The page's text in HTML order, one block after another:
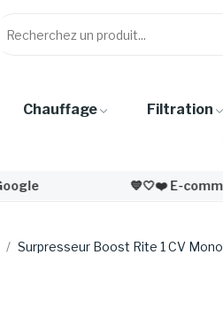
Chauffage Filtration
💙🤍❤️ E-commerce Français
Surpresseur Boost Rite 1 CV Mono